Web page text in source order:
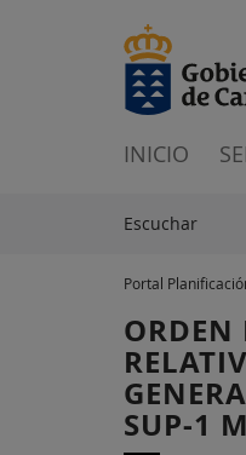
INICIO
Escuchar
Portal
ORDEN
SUP-1